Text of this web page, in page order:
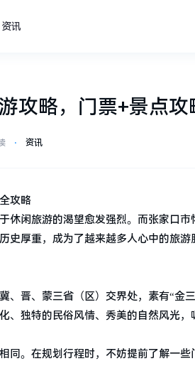
资讯
攻略，门票+景点攻
⋅ 资讯
攻略
休闲旅游的渴望愈发强烈。而张家口
史厚重，成为了越来越多人心中的旅
、晋、蒙三省（区）交界处，素有“金
、独特的民俗风情、秀美的自然风光，
同。在规划行程时，不妨提前了解一